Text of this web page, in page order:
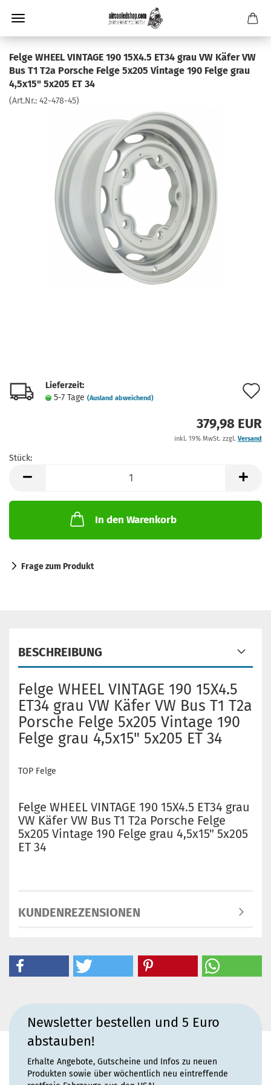
Felge WHEEL VINTAGE 190 15X4.5 ET34 grau VW Käfer VW
Bus T1 T2a Porsche Felge 5x205 Vintage 190 Felge grau
4,5x15" 5x205 ET 34
(Art.Nr.: 42-478-45)
Lieferzeit:
5-7 Tage (Ausland abweichend)
379,98 EUR
inkl. 19% MwSt. zzgl. Versand
Stück:
In den Warenkorb
Frage zum Produkt
BESCHREIBUNG
Felge WHEEL VINTAGE 190 15X4.5
ET34 grau VW Käfer VW Bus T1 T2a
Porsche Felge 5x205 Vintage 190
Felge grau 4,5x15" 5x205 ET 34
TOP Felge
Felge WHEEL VINTAGE 190 15X4.5 ET34 grau
VW Käfer VW Bus T1 T2a Porsche Felge
5x205 Vintage 190 Felge grau 4,5x15" 5x205
ET 34
KUNDENREZENSIONEN
Newsletter bestellen und 5 Euro
abstauben!
Erhalte Angebote, Gutscheine und Infos zu neuen
Produkten sowie über wöchentlich neu eintreffende